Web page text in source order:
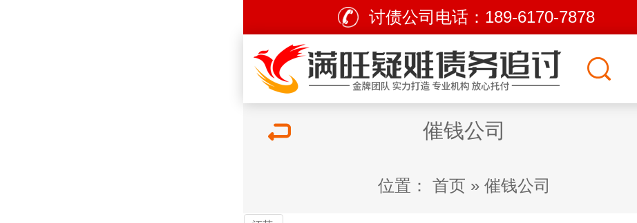
讨债公司电话： 189-6170-7878
催钱公司
位置： 首页 » 催钱公司